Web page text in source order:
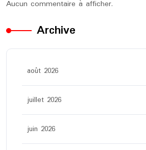
Aucun commentaire à afficher.
Archive
août 2026
juillet 2026
juin 2026